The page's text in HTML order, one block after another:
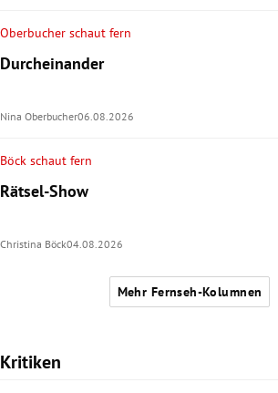
Oberbucher schaut fern
Durcheinander
Nina Oberbucher06.08.2026
Böck schaut fern
Rätsel-Show
Christina Böck04.08.2026
Mehr Fernseh-Kolumnen
Kritiken